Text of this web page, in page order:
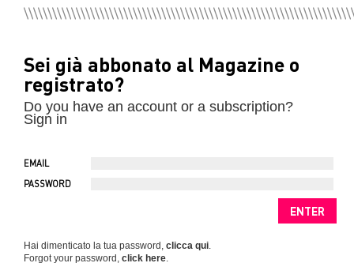
Sei già abbonato al Magazine o
registrato?
Do you have an account or a subscription?
Sign in
EMAIL
PASSWORD
Hai dimenticato la tua password, clicca qui.
Forgot your password, click here.